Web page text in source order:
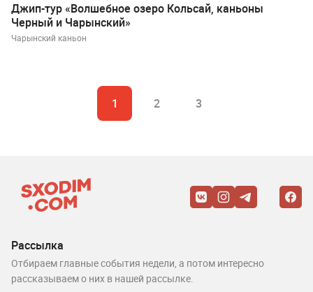
Джип-тур «Волшебное озеро Кольсай, каньоны
Черный и Чарынский»
Чарынский каньон
1 2 3
Рассылка
Отбираем главные события недели, а потом интересно
рассказываем о них в нашей рассылке.